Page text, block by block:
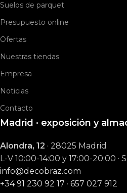
Suelos de parquet
Presupuesto online
Ofertas
Nuestras tiendas
Empresa
Noticias
Contacto
Madrid · exposición y
Alondra, 12 · 28025 Madrid
L-V 10:00-14:00 y 17:00-20:00 ·
info@decobraz.com
+34 91 230 92 17 · 657 027 912